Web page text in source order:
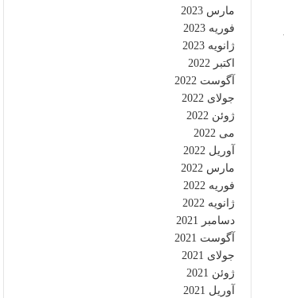
مارس 2023
فوریه 2023
ژانویه 2023
اکتبر 2022
آگوست 2022
جولای 2022
ژوئن 2022
می 2022
آوریل 2022
مارس 2022
فوریه 2022
ژانویه 2022
دسامبر 2021
آگوست 2021
جولای 2021
ژوئن 2021
آوریل 2021